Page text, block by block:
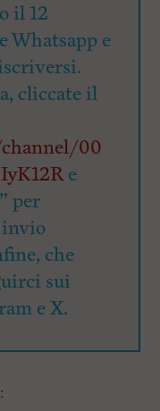
il 12
Whatsapp e
cliccate il
00
e
per
che
sui
e X.